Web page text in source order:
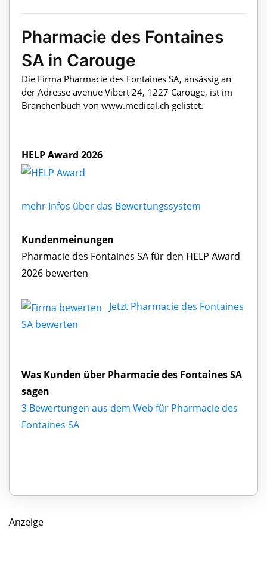
Pharmacie des Fontaines
SA in Carouge
Die Firma Pharmacie des Fontaines SA, ansässig an
der Adresse avenue Vibert 24, 1227 Carouge, ist im
Branchenbuch von www.medical.ch gelistet.
HELP Award 2026
mehr Infos über das Bewertungssystem
Kundenmeinungen
Pharmacie des Fontaines SA für den HELP Award
2026 bewerten
Jetzt Pharmacie des Fontaines
SA bewerten
Was Kunden über Pharmacie des Fontaines SA
sagen
3 Bewertungen aus dem Web für Pharmacie des
Fontaines SA
Anzeige